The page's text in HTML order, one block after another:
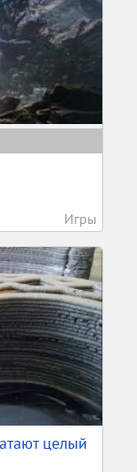
Игры
целый